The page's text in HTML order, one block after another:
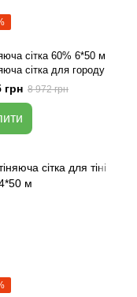
сітка 60% 6*50 м
сітка для городу
грн 8 972 грн